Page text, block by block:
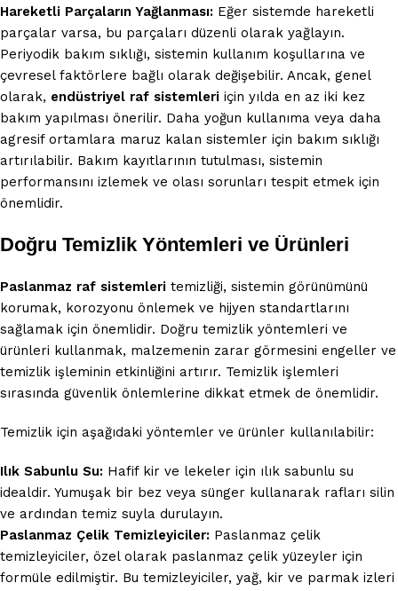
Hareketli Parçaların Yağlanması: Eğer sistemde hareketli
parçalar varsa, bu parçaları düzenli olarak yağlayın.
Periyodik bakım sıklığı, sistemin kullanım koşullarına ve
çevresel faktörlere bağlı olarak değişebilir. Ancak, genel
olarak, endüstriyel raf sistemleri için yılda en az iki kez
bakım yapılması önerilir. Daha yoğun kullanıma veya daha
agresif ortamlara maruz kalan sistemler için bakım sıklığı
artırılabilir. Bakım kayıtlarının tutulması, sistemin
performansını izlemek ve olası sorunları tespit etmek için
önemlidir.
Doğru Temizlik Yöntemleri ve Ürünleri
Paslanmaz raf sistemleri temizliği, sistemin görünümünü
korumak, korozyonu önlemek ve hijyen standartlarını
sağlamak için önemlidir. Doğru temizlik yöntemleri ve
ürünleri kullanmak, malzemenin zarar görmesini engeller ve
temizlik işleminin etkinliğini artırır. Temizlik işlemleri
sırasında güvenlik önlemlerine dikkat etmek de önemlidir.
Temizlik için aşağıdaki yöntemler ve ürünler kullanılabilir:
Ilık Sabunlu Su: Hafif kir ve lekeler için ılık sabunlu su
idealdir. Yumuşak bir bez veya sünger kullanarak rafları silin
ve ardından temiz suyla durulayın.
Paslanmaz Çelik Temizleyiciler: Paslanmaz çelik
temizleyiciler, özel olarak paslanmaz çelik yüzeyler için
formüle edilmiştir. Bu temizleyiciler, yağ, kir ve parmak izleri